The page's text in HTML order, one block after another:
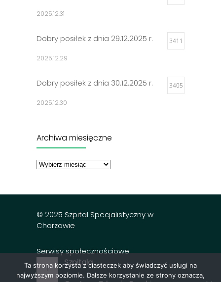
2025.12.31
Dobry posiłek z dnia 29.12.2025 r. 3411
2025.12.29
Dobry posiłek z dnia 30.12.2025 r. 3405
2025.12.30
2024.12.27
Dobry posiłek z dnia 23.12.2025 r.
Archiwa miesięczne
miesięczne
© 2025 Szpital Specjalistyczny w
Chorzowie
Serwisy społecznościowe:
Szpitala
Ta strona korzysta z ciasteczek aby świadczyć usługi na
najwyższym poziomie. Dalsze korzystanie ze strony oznacza,